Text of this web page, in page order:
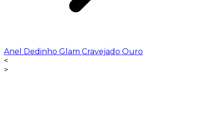
Anel Dedinho Glam Cravejado Ouro
<
>